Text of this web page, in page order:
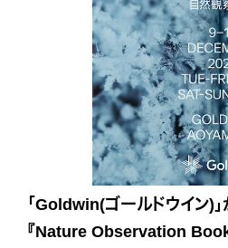
「Goldwin(ゴールドウイン)
『Nature Observation